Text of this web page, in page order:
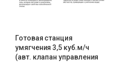
Готовая станция
умягчения 3,5 куб.м/ч
(авт. клапан управления